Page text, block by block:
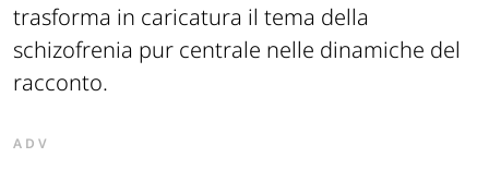
trasforma in caricatura il tema della
schizofrenia pur centrale nelle dinamiche del
racconto.
ADV